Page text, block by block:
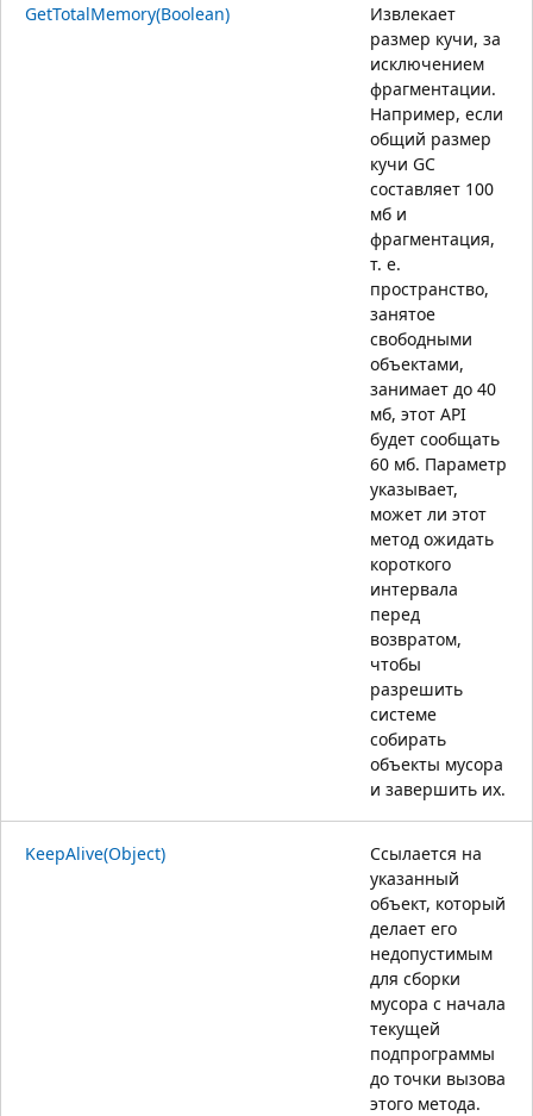
GetTotalMemory(Boolean)
Извлекает
размер кучи, за
исключением
фрагментации.
Например, если
общий размер
кучи GC
составляет 100
мб и
фрагментация,
т. е.
пространство,
занятое
свободными
объектами,
занимает до 40
мб, этот API
будет сообщать
60 мб. Параметр
указывает,
может ли этот
метод ожидать
короткого
интервала
перед
возвратом,
чтобы
разрешить
системе
собирать
объекты мусора
и завершить их.
KeepAlive(Object)
Ссылается на
указанный
объект, который
делает его
недопустимым
для сборки
мусора с начала
текущей
подпрограммы
до точки вызова
этого метода.